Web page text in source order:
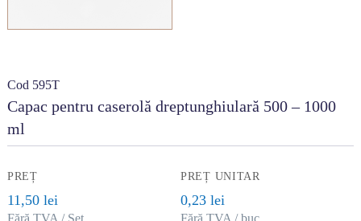
Cod 595T
Capac pentru caserolă dreptunghiulară 500 – 1000
ml
PREȚ
11,50 lei
Fără TVA / Set
PREȚ UNITAR
0,23 lei
Fără TVA / buc